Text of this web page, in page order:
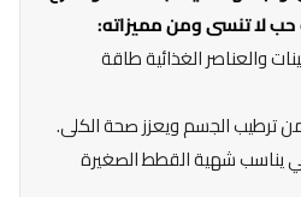
لا تنسى ومن مميزاته:
والعناصر الغذائية طاقة
ترطيب الجسم ويعزز صحة الكلى.
شهية القطط الصغيرة